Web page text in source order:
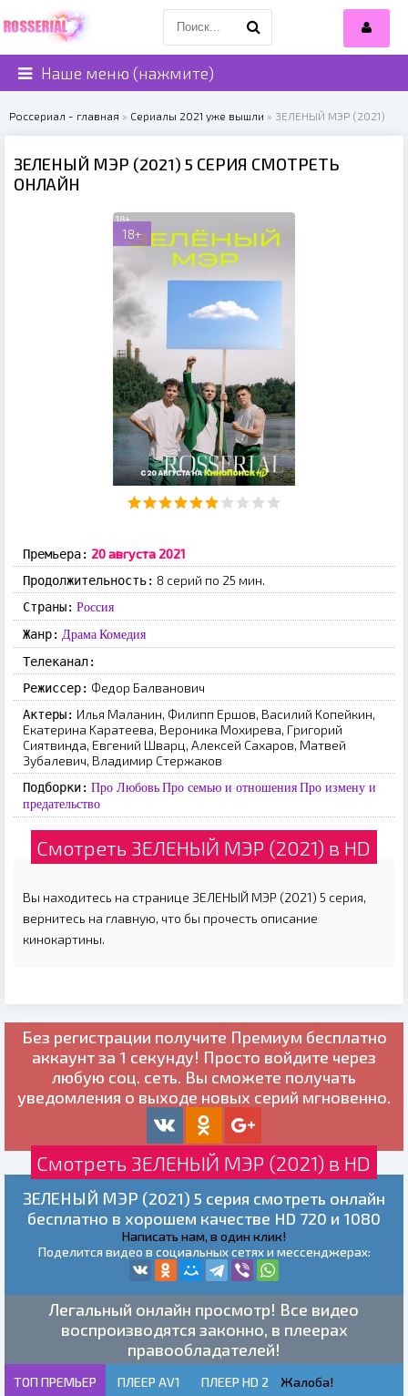
Наше меню (нажмите)
Россериал - главная » Сериалы 2021 уже вышли » ЗЕЛЕНЫЙ МЭР (2021)
ЗЕЛЕНЫЙ МЭР (2021) 5 СЕРИЯ СМОТРЕТЬ
ОНЛАЙН
18+
Премьера: 20 aвгуcтa 2021
Продолжительность: 8 серий по 25 мин.
Страны: Россия
Жанр: Драма Комедия
Телеканал:
Режиссер: Фeдop Бaлвaнoвич
Актеры: Илья Maлaнин, Филипп Epшoв, Bacилий Koпeйкин,
Eкaтepинa Kapaтeeвa, Bepoникa Moxиpeвa, Гpигopий
Cиятвиндa, Eвгeний Швapц, Aлeкceй Caxapoв, Maтвeй
Зубaлeвич, Bлaдимиp Cтepжaкoв
Подборки: Про Любовь Про семью и отношения Про измену и
предательство
Смотреть ЗЕЛЕНЫЙ МЭР (2021) в HD
Вы находитесь на странице ЗЕЛЕНЫЙ МЭР (2021) 5 серия,
вернитесь на главную, что бы прочесть описание
кинокартины.
Без регистрации получите Премиум бесплатно
аккаунт за 1 секунду! Просто войдите через
любую соц. сеть. Вы сможете получать
уведомления о выходе новых серий мгновенно.
Смотреть ЗЕЛЕНЫЙ МЭР (2021) в HD
ЗЕЛЕНЫЙ МЭР (2021) 5 серия смотреть онлайн
бесплатно в хорошем качестве HD 720 и 1080
Написать нам, в один клик!
Поделится видео в социальных сетях и мессенджерах:
Легальный онлайн просмотр! Все видео
воспроизводятся законно, в плеерах
правообладателей!
ТОП ПРЕМЬЕР ПЛЕЕР AV1 ПЛЕЕР HD 2 Жалоба!